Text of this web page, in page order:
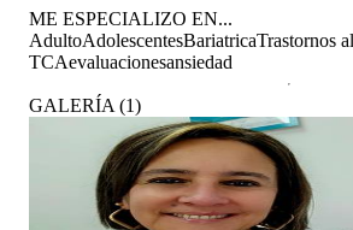
ME ESPECIALIZO EN...
AdultoAdolescentesBariatricaTrastornos
TCAevaluacionesansiedad
GALERÍA (1)